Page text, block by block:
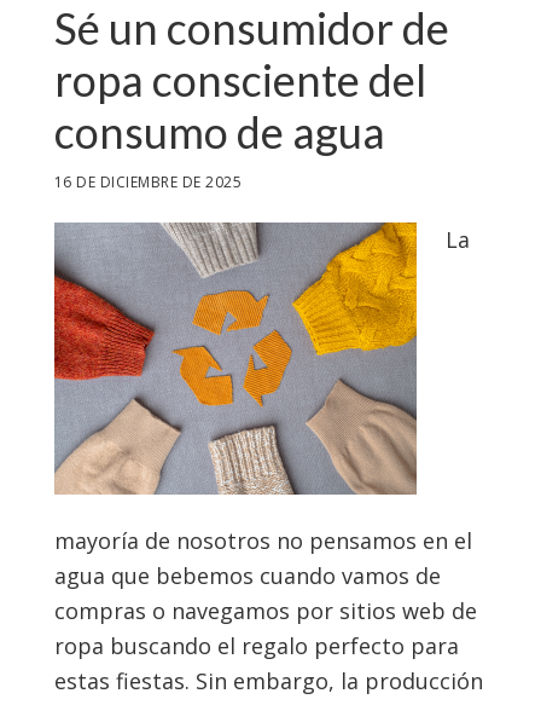
Sé un consumidor de
ropa consciente del
consumo de agua
16 DE DICIEMBRE DE 2025
La
mayoría de nosotros no pensamos en el
agua que bebemos cuando vamos de
compras o navegamos por sitios web de
ropa buscando el regalo perfecto para
estas fiestas. Sin embargo, la producción